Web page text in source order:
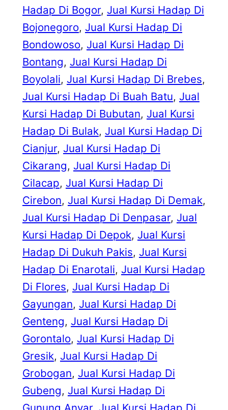
Hadap Di Bogor, Jual Kursi Hadap Di
Bojonegoro, Jual Kursi Hadap Di
Bondowoso, Jual Kursi Hadap Di
Bontang, Jual Kursi Hadap Di
Boyolali, Jual Kursi Hadap Di Brebes
Jual Kursi Hadap Di Buah Batu, Jual
Kursi Hadap Di Bubutan, Jual Kursi
Hadap Di Bulak, Jual Kursi Hadap Di
Cianjur, Jual Kursi Hadap Di
Cikarang, Jual Kursi Hadap Di
Cilacap, Jual Kursi Hadap Di
Cirebon, Jual Kursi Hadap Di Demak
Jual Kursi Hadap Di Denpasar, Jual
Kursi Hadap Di Depok, Jual Kursi
Hadap Di Dukuh Pakis, Jual Kursi
Hadap Di Enarotali, Jual Kursi Hadap
Di Flores, Jual Kursi Hadap Di
Gayungan, Jual Kursi Hadap Di
Genteng, Jual Kursi Hadap Di
Gorontalo, Jual Kursi Hadap Di
Gresik, Jual Kursi Hadap Di
Grobogan, Jual Kursi Hadap Di
Gubeng, Jual Kursi Hadap Di